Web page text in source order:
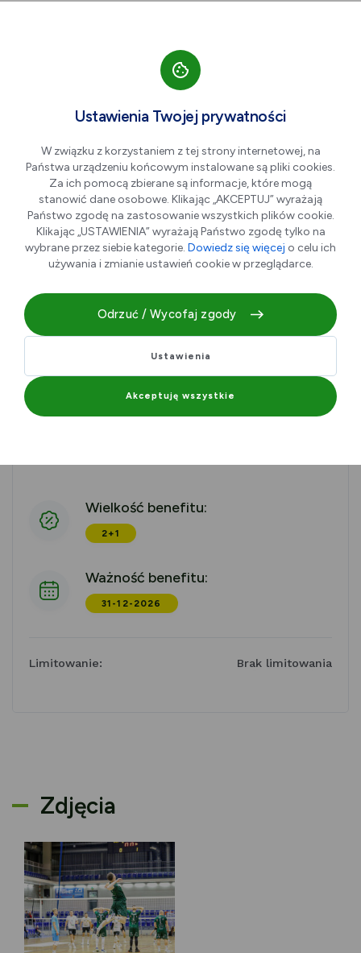
BILET 2+1
! Oferta rodzinna:
– 2 OSOBY DOROSŁE + DZIECKO GRATIS
Wielkość benefitu:
2+1
Ważność benefitu:
31-12-2026
Limitowanie: Brak limitowania
Zdjęcia
Ustawienia Twojej prywatności
W związku z korzystaniem z tej strony internetowej, na
Państwa urządzeniu końcowym instalowane są pliki cookies.
Za ich pomocą zbierane są informacje, które mogą
stanowić dane osobowe. Klikając „AKCEPTUJ” wyrażają
Państwo zgodę na zastosowanie wszystkich plików cookie.
Klikając „USTAWIENIA” wyrażają Państwo zgodę tylko na
wybrane przez siebie kategorie. Dowiedz się więcej o celu ich
używania i zmianie ustawień cookie w przeglądarce.
Odrzuć / Wycofaj zgody
Ustawienia
Akceptuję wszystkie